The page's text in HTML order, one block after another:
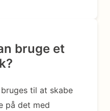
bruge et
til at skabe
på det med